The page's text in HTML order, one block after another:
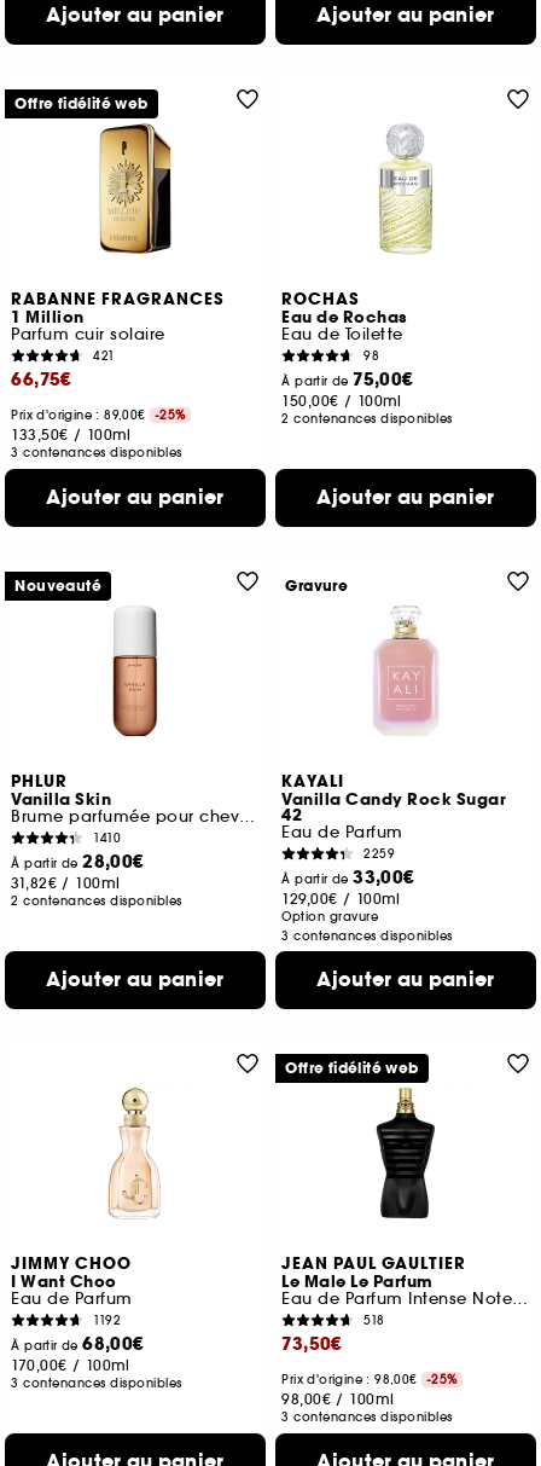
Ajouter au panier Ajouter au panier
RABANNE FRAGRANCES
1 Million
Parfum cuir solaire
421
66,75€
Prix d'origine : 89,00€ -25%
133,50€ / 100ml
3 contenances disponibles
Ajouter au panier
Offre fidélité web
ROCHAS
Eau de Rochas
Eau de Toilette
98
À partir de 75,00€
150,00€ / 100ml
2 contenances disponibles
Ajouter au panier
PHLUR
Vanilla Skin
Brume parfumée pour cheveux et corps
1410
À partir de28,00€
31,82€ / 100ml
2 contenances disponibles
Ajouter au panier
Nouveauté
KAYALI
Vanilla Candy Rock Sugar
42
Eau de Parfum
2259
À partir de33,00€
129,00€ / 100ml
Option gravure
3 contenances disponibles
Ajouter au panier
Gravure
JIMMY CHOO
I Want Choo
Eau de Parfum
1192
À partir de68,00€
170,00€ / 100ml
3 contenances disponibles
JEAN PAUL GAULTIER
Le Male Le Parfum
Eau de Parfum Intense Notes de Cardamome, Lavande et Iris
518
73,50€
Prix d'origine : 98,00€ -25%
98,00€ / 100ml
3 contenances disponibles
Offre fidélité web